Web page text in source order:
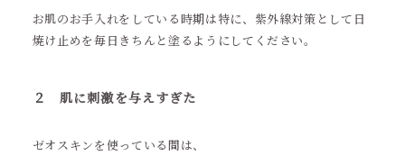
お肌のお手入れをしている時期は特に、紫外線対策として日
焼け止めを毎日きちんと塗るようにしてください。
２ 肌に刺激を与えすぎた
ゼオスキンを使っている間は、